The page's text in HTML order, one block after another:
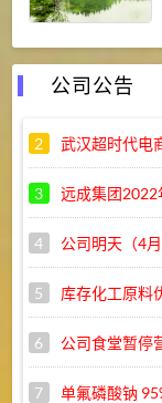
公司公告
2 武汉超时代电
3 远成集团2022
4 公司明天（4
5 库存化工原料
6 公司食堂暂停
7 单氟磷酸钠